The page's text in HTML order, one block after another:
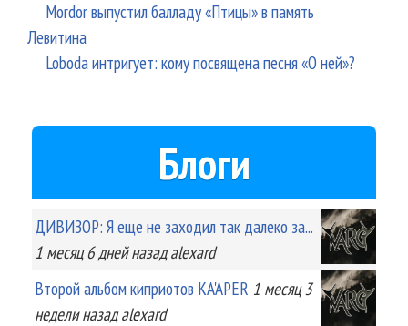
Mordor выпустил балладу «Птицы» в память
Левитина
Loboda интригует: кому посвящена песня «О ней»?
Блоги
ДИВИЗОР: Я еще не заходил так далеко за...
1 месяц 6 днейназад alexard
Второй альбом киприотов KA'APER 1 месяц 3
неделиназад alexard